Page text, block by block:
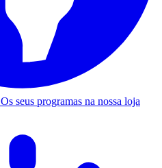
Os seus programas na nossa loja